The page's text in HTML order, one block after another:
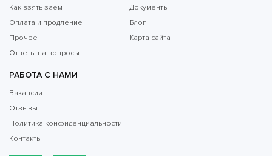
Как взять заём
Оплата и продление
Прочее
Ответы на вопросы
Документы
Блог
Карта сайта
РАБОТА С НАМИ
Вакансии
Отзывы
Политика конфиденциальности
Контакты